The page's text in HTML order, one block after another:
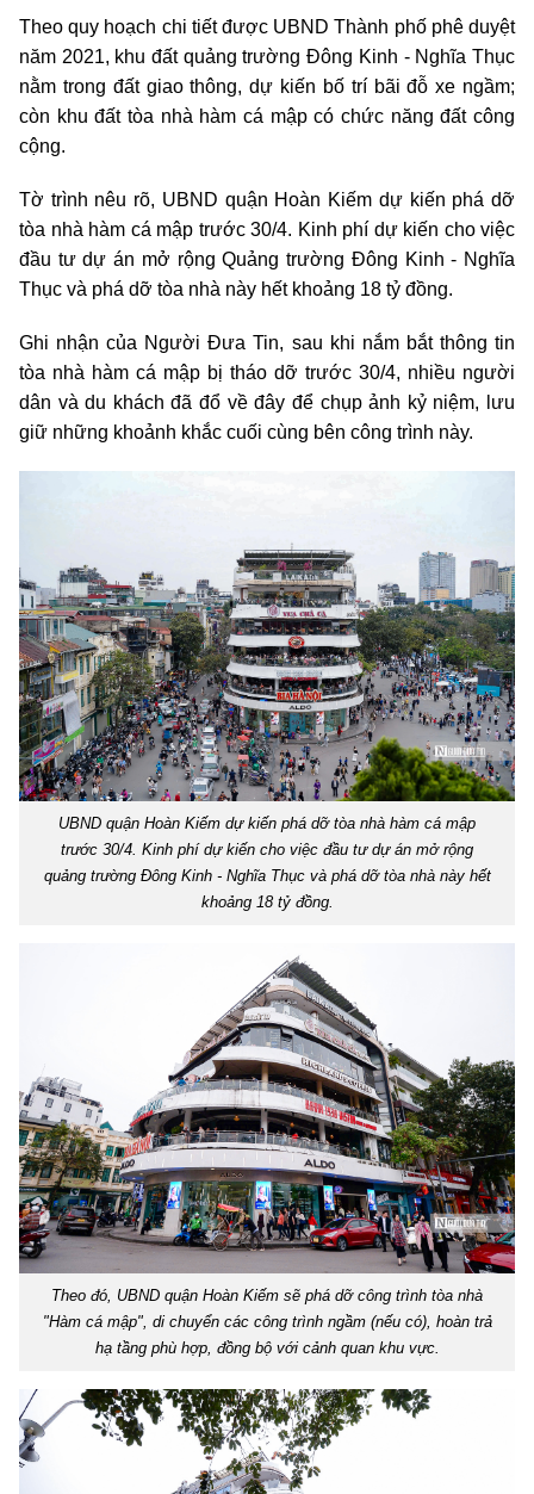
Theo quy hoạch chi tiết được UBND Thành phố phê duyệt
năm 2021, khu đất quảng trường Đông Kinh - Nghĩa Thục
nằm trong đất giao thông, dự kiến bố trí bãi đỗ xe ngầm;
còn khu đất tòa nhà hàm cá mập có chức năng đất công
cộng.
Tờ trình nêu rõ, UBND quận Hoàn Kiếm dự kiến phá dỡ
tòa nhà hàm cá mập trước 30/4. Kinh phí dự kiến cho việc
đầu tư dự án mở rộng Quảng trường Đông Kinh - Nghĩa
Thục và phá dỡ tòa nhà này hết khoảng 18 tỷ đồng.
Ghi nhận của Người Đưa Tin, sau khi nắm bắt thông tin
tòa nhà hàm cá mập bị tháo dỡ trước 30/4, nhiều người
dân và du khách đã đổ về đây để chụp ảnh kỷ niệm, lưu
giữ những khoảnh khắc cuối cùng bên công trình này.
UBND quận Hoàn Kiếm dự kiến phá dỡ tòa nhà hàm cá mập
trước 30/4. Kinh phí dự kiến cho việc đầu tư dự án mở rộng
quảng trường Đông Kinh - Nghĩa Thục và phá dỡ tòa nhà này hết
khoảng 18 tỷ đồng.
Theo đó, UBND quận Hoàn Kiếm sẽ phá dỡ công trình tòa nhà
"Hàm cá mập", di chuyển các công trình ngầm (nếu có), hoàn trả
hạ tầng phù hợp, đồng bộ với cảnh quan khu vực.